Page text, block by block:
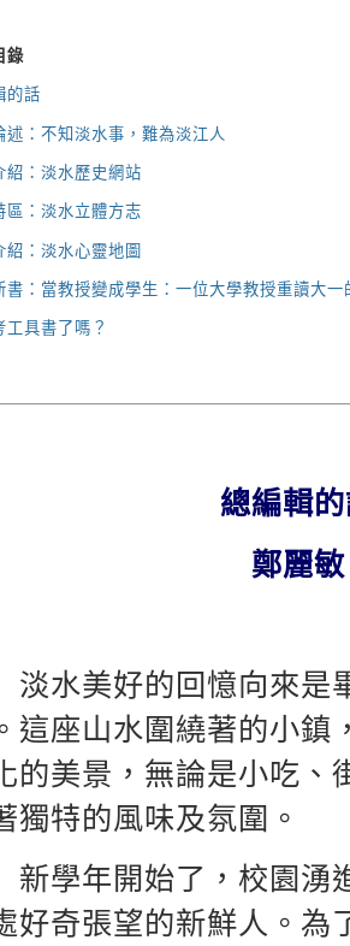
錄
的話
述：不知淡水事，難為淡江人
紹：淡水歷史網站
區：淡水立體方志
紹：淡水心靈地圖
書：當教授變成學生：一位大學教授重讀大一
工具書了嗎？
總編輯
鄭麗敏
水美好的回憶向來是
這座山水圍繞著的小鎮
的美景，無論是小吃、
獨特的風味及氛圍。
學年開始了，校園湧
好奇張望的新鮮人。為